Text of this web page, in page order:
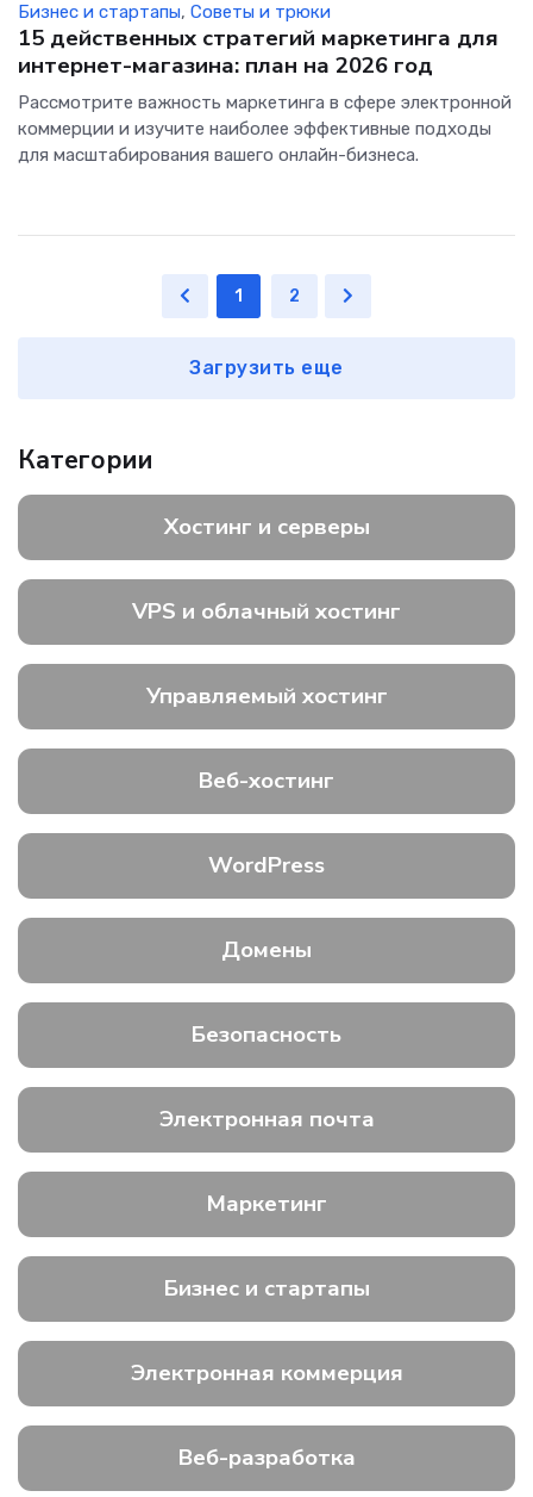
Бизнес и стартапы, Советы и трюки
15 действенных стратегий маркетинга для
интернет-магазина: план на 2026 год
Рассмотрите важность маркетинга в сфере электронной
коммерции и изучите наиболее эффективные подходы
для масштабирования вашего онлайн-бизнеса.
1 2
Загрузить еще
Категории
Хостинг и серверы
VPS и облачный хостинг
Управляемый хостинг
Веб-хостинг
WordPress
Домены
Безопасность
Электронная почта
Маркетинг
Бизнес и стартапы
Электронная коммерция
Веб-разработка